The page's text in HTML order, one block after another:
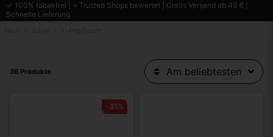
✓ 100% tabakfrei | ⭐ Trusted Shops bewertet | Gratis Versand ab 49 € |
Schnelle Lieferung
36 Produkte Am beliebtesten
-31%